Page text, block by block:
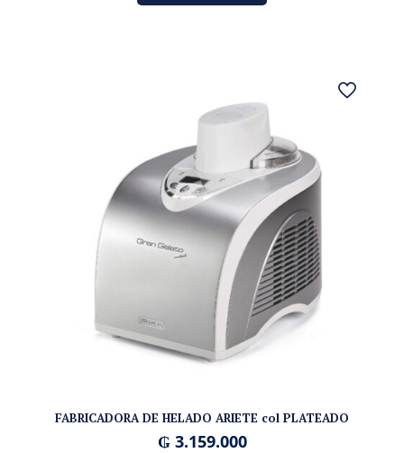
FABRICADORA DE HELADO ARIETE col PLATEADO
₲3.159.000